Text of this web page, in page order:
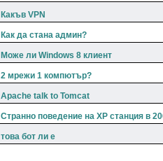
Какъв VPN
Как да стана админ?
Може ли Windows 8 клиент
2 мрежи 1 компютър?
Apache talk to Tomcat
Странно поведение на XP станция в
това бот ли е